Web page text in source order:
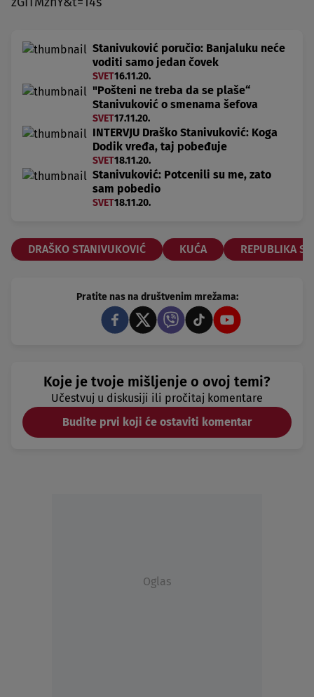
Stanivuković poručio: Banjaluku neće
voditi samo jedan čovek
SVET16.11.20.
"Pošteni ne treba da se plaše“
Stanivuković o smenama šefova
SVET17.11.20.
INTERVJU Draško Stanivuković: Koga
Dodik vređa, taj pobeđuje
SVET18.11.20.
Stanivuković: Potcenili su me, zato
sam pobedio
SVET18.11.20.
DRAŠKO STANIVUKOVIĆ KUĆA REPUBLIKA
Pratite nas na društvenim mrežama:
Koje je tvoje mišljenje o ovoj temi?
Učestvuj u diskusiji ili pročitaj komentare
Budite prvi koji će ostaviti komentar
Oglas